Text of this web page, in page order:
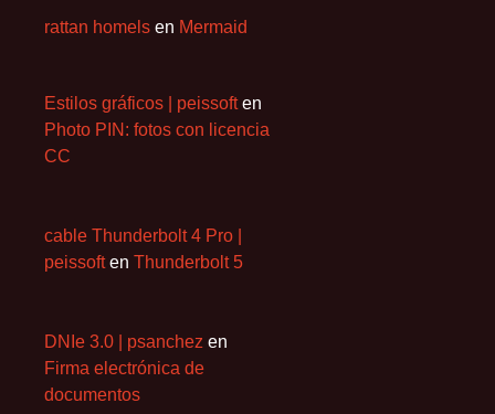
rattan homels en Mermaid
Estilos gráficos | peissoften
Photo PIN: fotos con licencia
CC
cable Thunderbolt 4 Pro |
peissoften Thunderbolt 5
DNIe 3.0 | psanchez en
Firma electrónica de
documentos